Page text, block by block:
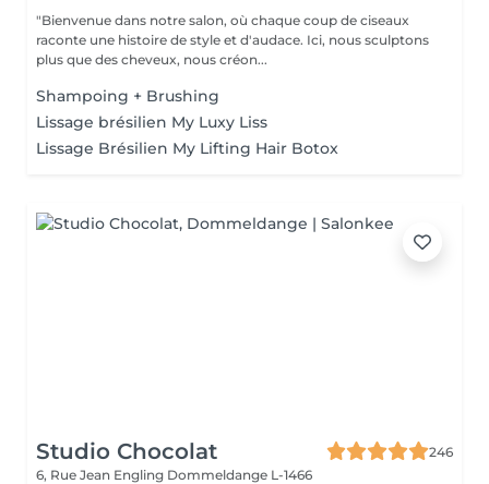
"Bienvenue dans notre salon, où chaque coup de ciseaux
raconte une histoire de style et d'audace. Ici, nous sculptons
plus que des cheveux, nous créon...
Shampoing + Brushing
Lissage brésilien My Luxy Liss
Lissage Brésilien My Lifting Hair Botox
Studio Chocolat
246
6, Rue Jean Engling Dommeldange L-1466